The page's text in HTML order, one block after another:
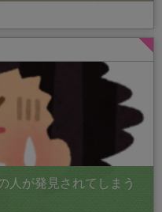
人が発見されてしまう